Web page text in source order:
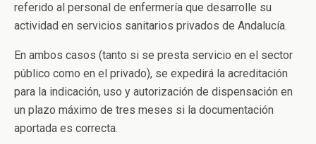
referido al personal de enfermería que desarrolle su
actividad en servicios sanitarios privados de Andalucía.
En ambos casos (tanto si se presta servicio en el sector
público como en el privado), se expedirá la acreditación
para la indicación, uso y autorización de dispensación en
un plazo máximo de tres meses si la documentación
aportada es correcta.